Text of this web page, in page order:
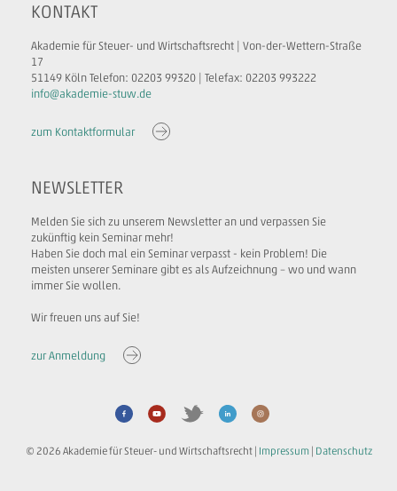
KONTAKT
Akademie für Steuer- und Wirtschaftsrecht | Von-der-Wettern-Straße
17
51149 Köln Telefon: 02203 99320 | Telefax: 02203 993222
info@akademie-stuw.de
zum Kontaktformular
NEWSLETTER
Melden Sie sich zu unserem Newsletter an und verpassen Sie
zukünftig kein Seminar mehr!
Haben Sie doch mal ein Seminar verpasst - kein Problem! Die
meisten unserer Seminare gibt es als Aufzeichnung – wo und wann
immer Sie wollen.
Wir freuen uns auf Sie!
zur Anmeldung
© 2026 Akademie für Steuer- und Wirtschaftsrecht | Impressum| Datenschutz